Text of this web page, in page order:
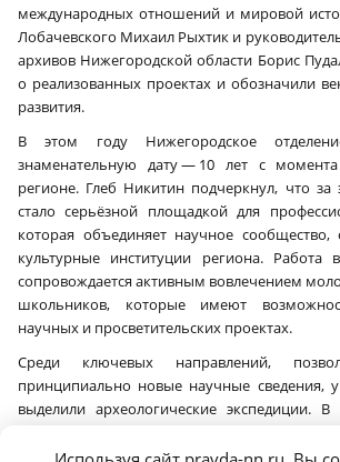
международных отношений и мировой
Лобачевского Михаил Рыхтик и
архивов Нижегородской области Борис
о реализованных проектах и обозначили
развития.
В этом году Нижегородское
знаменательную дату — 10 лет с
регионе. Глеб Никитин подчеркнул, что за
стало серьёзной площадкой для
которая объединяет научное сообщество,
культурные институции региона. Работа
сопровождается активным вовлечением
школьников, которые имеют
научных и просветительских проектах.
Среди ключевых направлений,
принципиально новые научные сведения,
выделили археологические экспедиции. В
совместная экспедиция Нижегородского